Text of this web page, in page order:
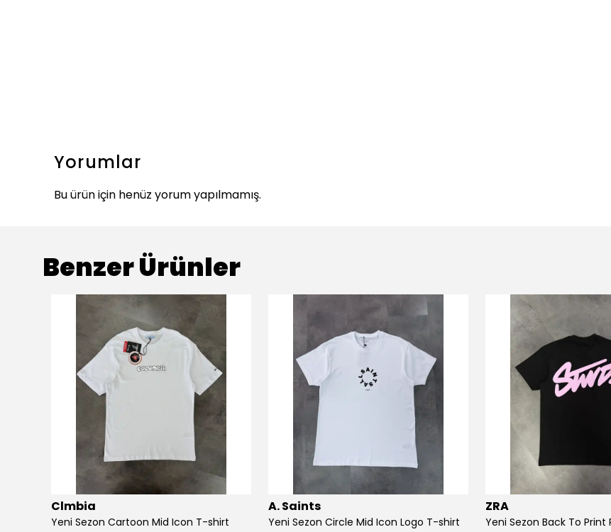
Yorumlar
Bu ürün için henüz yorum yapılmamış.
Benzer Ürünler
Clmbia
Yeni Sezon Cartoon Mid Icon T-shirt
A. Saints
Yeni Sezon Circle Mid Icon Logo T-shirt
ZRA